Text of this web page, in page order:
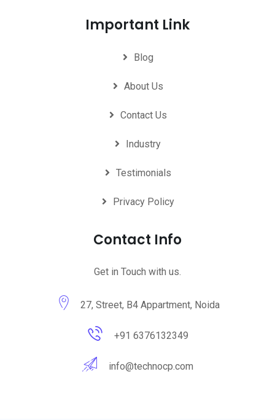
Important Link
Blog
About Us
Contact Us
Industry
Testimonials
Privacy Policy
Contact Info
Get in Touch with us.
27, Street, B4 Appartment, Noida
+91 6376132349
info@technocp.com